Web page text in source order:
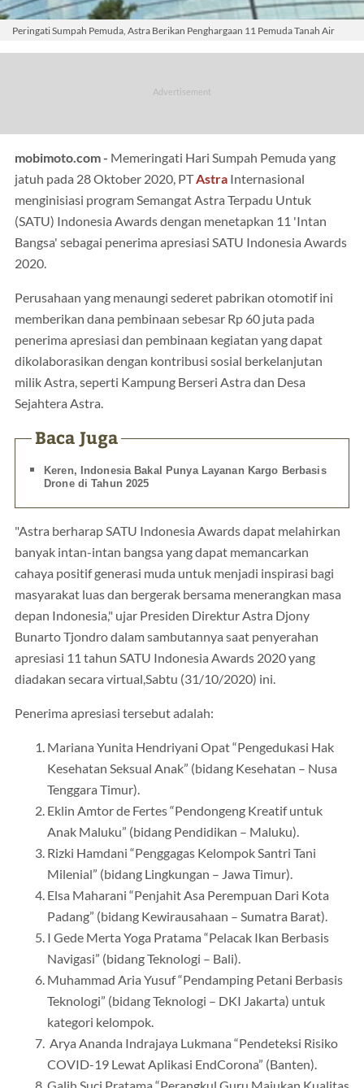
Peringati Sumpah Pemuda, Astra Berikan Penghargaan 11 Pemuda Tanah Air
mobimoto.com - Memeringati Hari Sumpah Pemuda yang
jatuh pada 28 Oktober 2020, PTAstra Internasional
menginisiasi program Semangat Astra Terpadu Untuk
(SATU) Indonesia Awards dengan menetapkan 11 'Intan
Bangsa' sebagai penerima apresiasi SATU Indonesia Awards
2020.
Perusahaan yang menaungi sederet pabrikan otomotif ini
memberikan dana pembinaan sebesar Rp 60 juta pada
penerima apresiasi dan pembinaan kegiatan yang dapat
dikolaborasikan dengan kontribusi sosial berkelanjutan
milik Astra, seperti Kampung Berseri Astra dan Desa
Sejahtera Astra.
Baca Juga
Keren, Indonesia Bakal Punya Layanan Kargo Berbasis
Drone di Tahun 2025
"Astra berharap SATU Indonesia Awards dapat melahirkan
banyak intan-intan bangsa yang dapat memancarkan
cahaya positif generasi muda untuk menjadi inspirasi bagi
masyarakat luas dan bergerak bersama menerangkan masa
depan Indonesia," ujar Presiden Direktur Astra Djony
Bunarto Tjondro dalam sambutannya saat penyerahan
apresiasi 11 tahun SATU Indonesia Awards 2020 yang
diadakan secara virtual,Sabtu (31/10/2020) ini.
Penerima apresiasi tersebut adalah:
Mariana Yunita Hendriyani Opat “Pengedukasi Hak
Kesehatan Seksual Anak” (bidang Kesehatan – Nusa
Tenggara Timur).
Eklin Amtor de Fertes “Pendongeng Kreatif untuk
Anak Maluku” (bidang Pendidikan – Maluku).
Rizki Hamdani “Penggagas Kelompok Santri Tani
Milenial” (bidang Lingkungan – Jawa Timur).
Elsa Maharani “Penjahit Asa Perempuan Dari Kota
Padang” (bidang Kewirausahaan – Sumatra Barat).
I Gede Merta Yoga Pratama “Pelacak Ikan Berbasis
Navigasi” (bidang Teknologi – Bali).
Muhammad Aria Yusuf “Pendamping Petani Berbasis
Teknologi” (bidang Teknologi – DKI Jakarta) untuk
kategori kelompok.
Arya Ananda Indrajaya Lukmana “Pendeteksi Risiko
COVID-19 Lewat Aplikasi EndCorona” (Banten).